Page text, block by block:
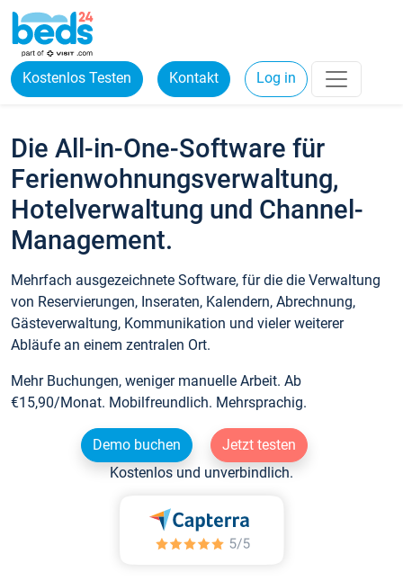
Kostenlos Testen Kontakt Log in
Die All-in-One-Software für
Ferienwohnungsverwaltung,
Hotelverwaltung und Channel-
Management.
Mehrfach ausgezeichnete Software, für die die Verwaltung
von Reservierungen, Inseraten, Kalendern, Abrechnung,
Gästeverwaltung, Kommunikation und vieler weiterer
Abläufe an einem zentralen Ort.
Mehr Buchungen, weniger manuelle Arbeit. Ab
€15,90/Monat. Mobilfreundlich. Mehrsprachig.
Demo buchen
Jetzt testen
Kostenlos und unverbindlich.